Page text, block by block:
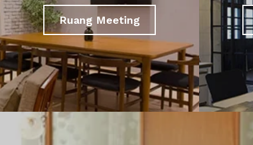
Ruang Meeting